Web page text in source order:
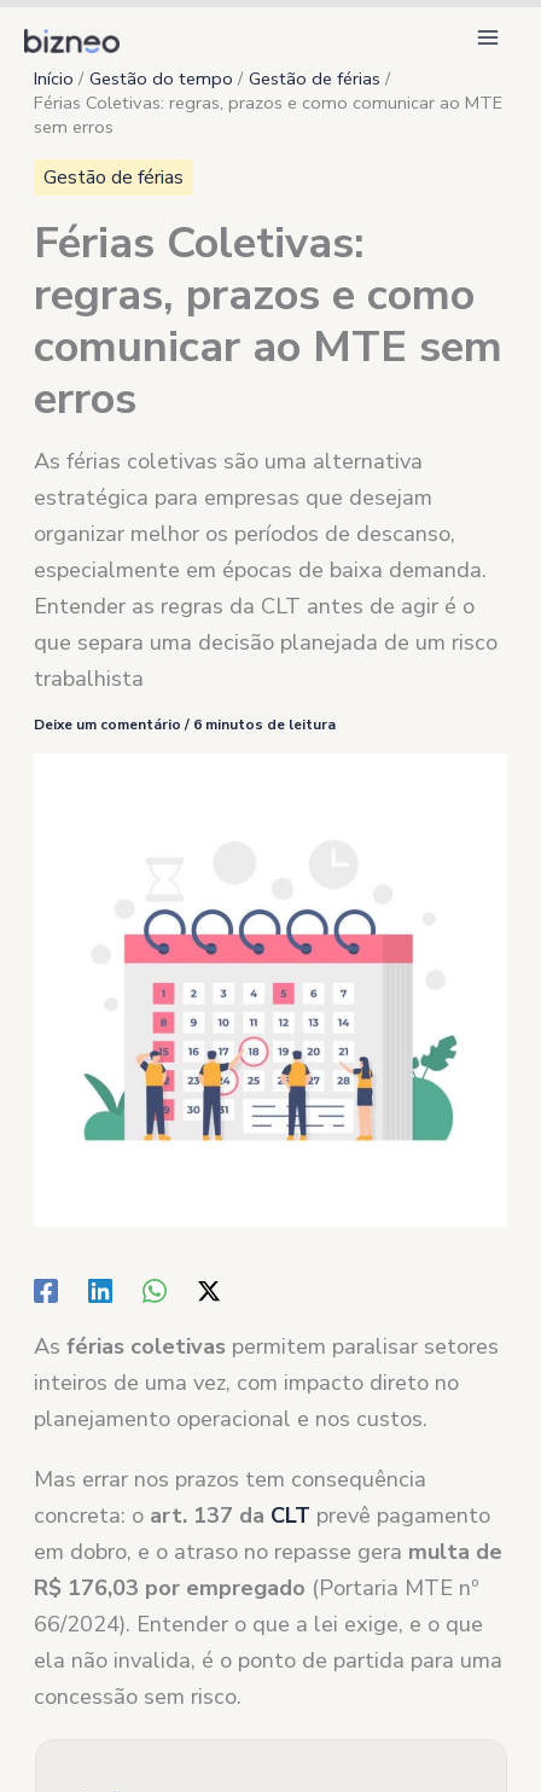
para
conteúdo
Início Gestão do tempo
Gestão de férias
Férias Coletivas: regras, prazos e como comunicar ao MTE
sem erros
Gestão de férias
Férias Coletivas:
regras, prazos e como
comunicar ao MTE sem
erros
As férias coletivas são uma alternativa
estratégica para empresas que desejam
organizar melhor os períodos de descanso,
especialmente em épocas de baixa demanda.
Entender as regras da CLT antes de agir é o
que separa uma decisão planejada de um risco
trabalhista
Deixe um comentário / 6 minutos de leitura
Asférias coletivas permitem paralisar setores
inteiros de uma vez, com impacto direto no
planejamento operacional e nos custos.
Mas errar nos prazos tem consequência
concreta: o art. 137 da CLT prevê pagamento
em dobro, e o atraso no repasse gera multa de
R$ 176,03 por empregado (Portaria MTE nº
66/2024). Entender o que a lei exige, e o que
ela não invalida, é o ponto de partida para uma
concessão sem risco.